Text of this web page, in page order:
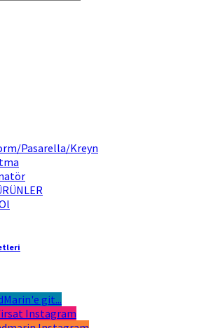
Pasarella/Kreyn
git...
Instagram